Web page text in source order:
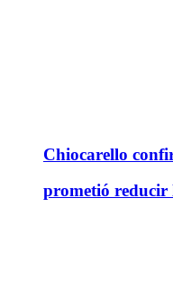
Chiocarello
prometió